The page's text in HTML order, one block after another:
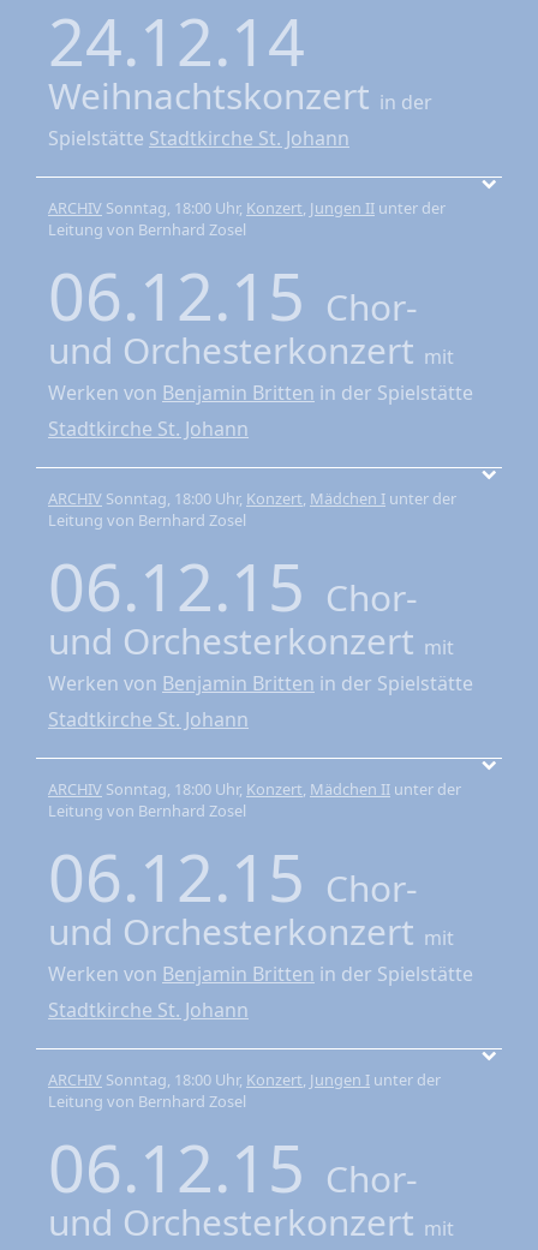
24.12.14
Weihnachtskonzert in der
Spielstätte Stadtkirche St. Johann
ARCHIV Sonntag, 18:00 Uhr, Konzert, Jungen II unter der
Leitung von Bernhard Zosel
06.12.15 Chor-
und Orchesterkonzert mit
Werken von Benjamin Britten in der Spielstätte
Stadtkirche St. Johann
ARCHIV Sonntag, 18:00 Uhr, Konzert, Mädchen I unter der
Leitung von Bernhard Zosel
06.12.15 Chor-
und Orchesterkonzert mit
Werken von Benjamin Britten in der Spielstätte
Stadtkirche St. Johann
ARCHIV Sonntag, 18:00 Uhr, Konzert, Mädchen II unter der
Leitung von Bernhard Zosel
06.12.15 Chor-
und Orchesterkonzert mit
Werken von Benjamin Britten in der Spielstätte
Stadtkirche St. Johann
ARCHIV Sonntag, 18:00 Uhr, Konzert, Jungen I unter der
Leitung von Bernhard Zosel
06.12.15 Chor-
und Orchesterkonzert mit